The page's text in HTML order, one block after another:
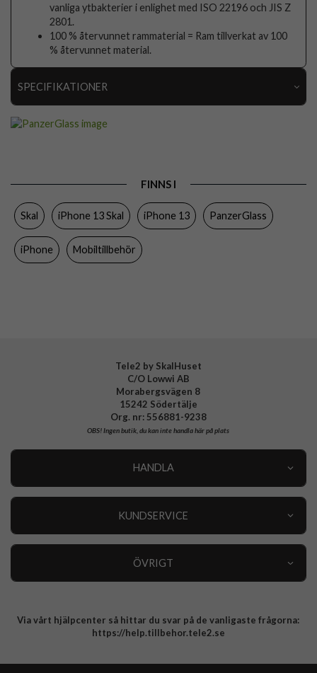
vanliga ytbakterier i enlighet med ISO 22196 och JIS Z
2801.
100 % återvunnet rammaterial = Ram tillverkat av 100
% återvunnet material.
SPECIFIKATIONER
Antibakteriell, Trådlös laddning-kompatibel
Färg Genomskinlig
Material
Varumärke
FINNS I
Skal iPhone 13 Skal iPhone 13 PanzerGlass
iPhone Mobiltillbehör
Tele2 by SkalHuset
C/O Lowwi AB
Morabergsvägen 8
15242 Södertälje
Org. nr: 556881-9238
OBS!Ingen butik, du kan inte handla här på plats
HANDLA
KUNDSERVICE
ÖVRIGT
Integritetspolicy
Via vårt hjälpcenter så hittar du svar på de vanligaste frågorna:
https://help.tillbehor.tele2.se